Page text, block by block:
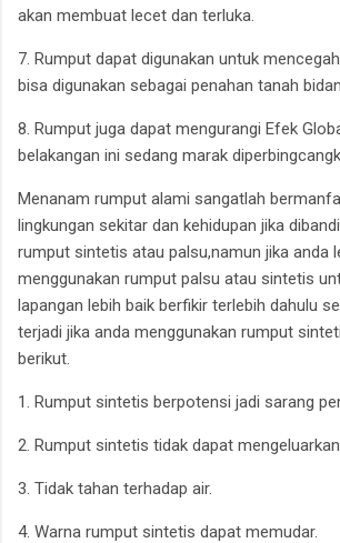
akan membuat lecet dan terluka.
7. Rumput dapat digunakan untuk
bisa digunakan sebagai penahan tanah
8. Rumput juga dapat mengurangi Efek
belakangan ini sedang marak
Menanam rumput alami sangatlah
lingkungan sekitar dan kehidupan jika
rumput sintetis atau palsu,namun jika anda
menggunakan rumput palsu atau sintetis
lapangan lebih baik berfikir terlebih dahulu
terjadi jika anda menggunakan rumput
berikut.
1. Rumput sintetis berpotensi jadi sarang
2. Rumput sintetis tidak dapat
3. Tidak tahan terhadap air.
4. Warna rumput sintetis dapat memudar.